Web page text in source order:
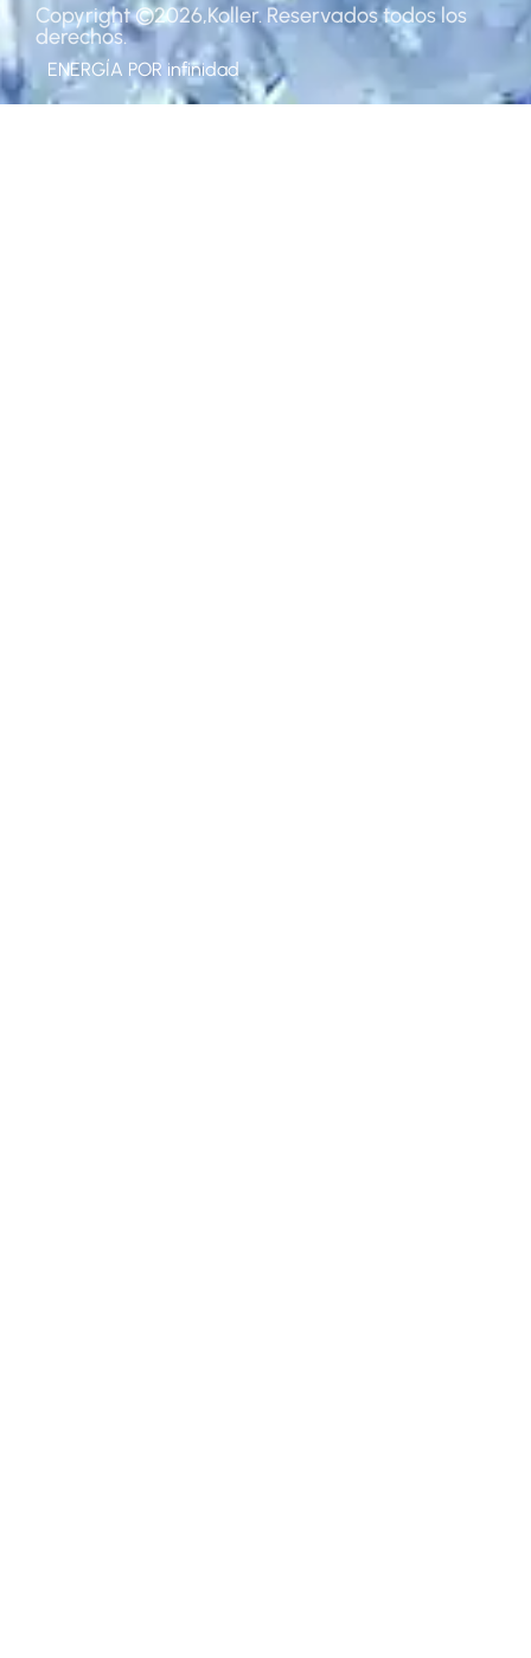
Copyright ©2026,Koller. Reservados todos los
derechos.
ENERGÍA POR infinidad